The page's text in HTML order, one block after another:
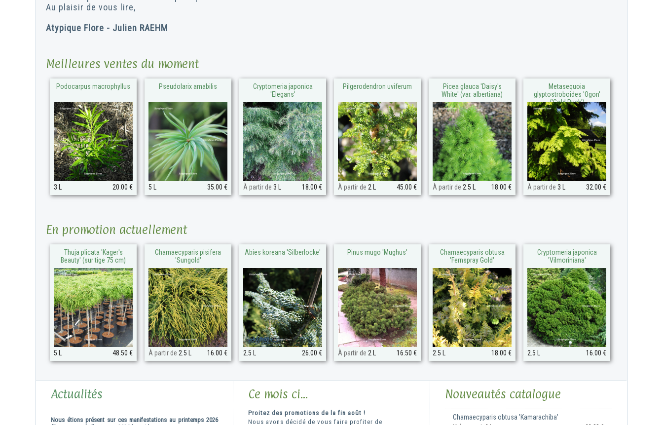
Au plaisir de vous lire,
Atypique Flore - Julien RAEHM
Meilleures ventes du moment
Podocarpus macrophyllus
3 L 20.00 €
Pseudolarix amabilis
5 L 35.00 €
Cryptomeria japonica
'Elegans'
À partir de 3 L 18.00 €
Pilgerodendron uviferum
À partir de 2 L 45.00 €
Picea glauca 'Daisy's
White' (var. albertiana)
À partir de 2.5 L 18.00 €
Metasequoia
glyptostroboides 'Ogon'
('Gold Rush')
À partir de 3 L 32.00 €
En promotion actuellement
Thuja plicata 'Kager's
Beauty' (sur tige 75 cm)
5 L 48.50 €
Chamaecyparis pisifera
'Sungold'
À partir de 2.5 L 16.00 €
Abies koreana 'Silberlocke'
2.5 L 26.00 €
Pinus mugo 'Mughus'
À partir de 2 L 16.50 €
Chamaecyparis obtusa
'Fernspray Gold'
2.5 L 18.00 €
Cryptomeria japonica
'Vilmoriniana'
2.5 L 16.00 €
Actualités
Nous étions présent sur ces manifestations au printemps 2026
Ce mois ci...
Proitez des promotions de la fin août !
Nous avons décidé de vous faire profiter de
Nouveautés catalogue
Chamaecyparis obtusa 'Kamarachiba'